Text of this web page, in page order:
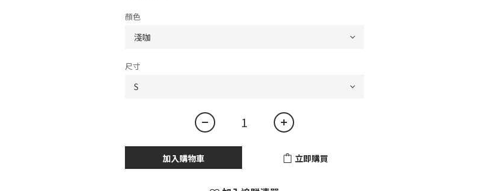
顏色
尺寸
加入購物車 立即購買